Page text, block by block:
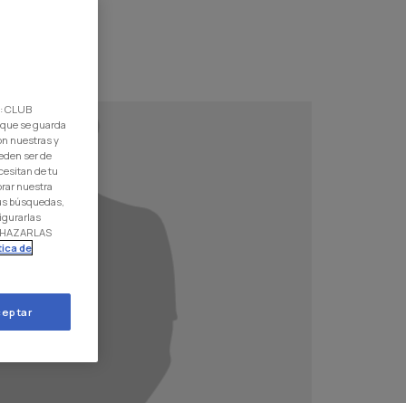
CLUB
se guarda
nuestras y
ser de
de tu
nuestra
búsquedas,
de